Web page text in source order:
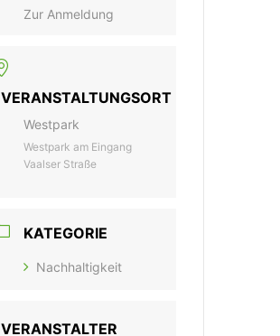
Zur Anmeldung
VERANSTALTUNGSORT
Westpark
Westpark am Eingang
Vaalser Straße
KATEGORIE
Nachhaltigkeit
VERANSTALTER